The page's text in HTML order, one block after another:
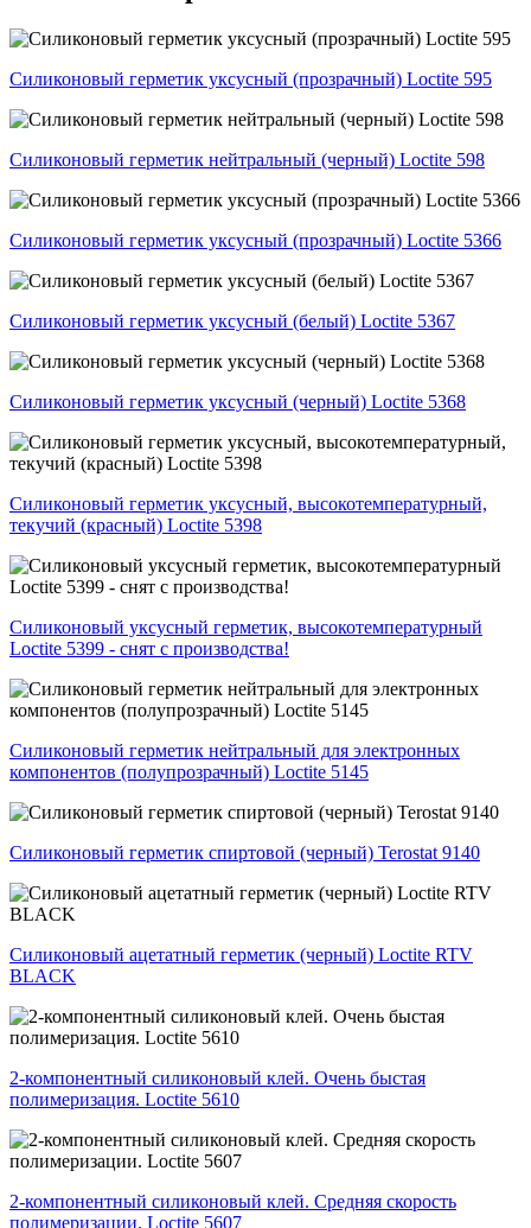
Силиконовый герметик уксусный (прозрачный) Loctite 595
Силиконовый герметик нейтральный (черный) Loctite 598
Силиконовый герметик уксусный (прозрачный) Loctite 5366
Силиконовый герметик уксусный (белый) Loctite 5367
Силиконовый герметик уксусный (черный) Loctite 5368
Силиконовый герметик уксусный, высокотемпературный,
текучий (красный) Loctite 5398
Силиконовый уксусный герметик, высокотемпературный
Loctite 5399 - снят с производства!
Силиконовый герметик нейтральный для электронных
компонентов (полупрозрачный) Loctite 5145
Силиконовый герметик спиртовой (черный) Terostat 9140
Силиконовый ацетатный герметик (черный) Loctite RTV
BLACK
2-компонентный силиконовый клей. Очень быстая
полимеризация. Loctite 5610
2-компонентный силиконовый клей. Средняя скорость
полимеризации. Loctite 5607